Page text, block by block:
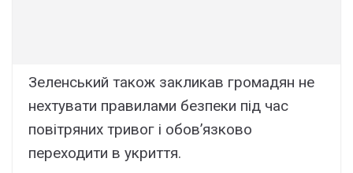
Зеленський також закликав громадян не
нехтувати правилами безпеки під час
повітряних тривог і обов’язково
переходити в укриття.